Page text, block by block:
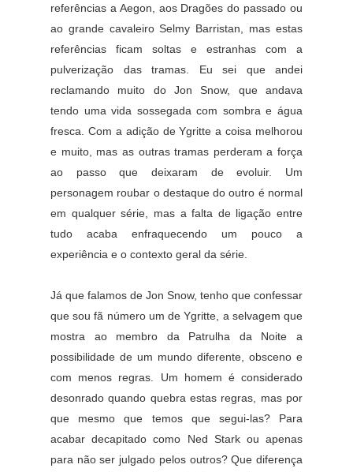
referências a Aegon, aos Dragões do passado ou
ao grande cavaleiro Selmy Barristan, mas estas
referências ficam soltas e estranhas com a
pulverização das tramas. Eu sei que andei
reclamando muito do Jon Snow, que andava
tendo uma vida sossegada com sombra e água
fresca. Com a adição de Ygritte a coisa melhorou
e muito, mas as outras tramas perderam a força
ao passo que deixaram de evoluir. Um
personagem roubar o destaque do outro é normal
em qualquer série, mas a falta de ligação entre
tudo acaba enfraquecendo um pouco a
experiência e o contexto geral da série.
Já que falamos de Jon Snow, tenho que confessar
que sou fã número um de Ygritte, a selvagem que
mostra ao membro da Patrulha da Noite a
possibilidade de um mundo diferente, obsceno e
com menos regras. Um homem é considerado
desonrado quando quebra estas regras, mas por
que mesmo que temos que segui-las? Para
acabar decapitado como Ned Stark ou apenas
para não ser julgado pelos outros? Que diferença